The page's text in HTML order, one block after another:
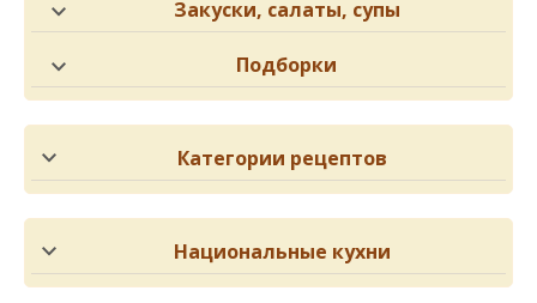
Закуски, салаты, супы
Подборки
Категории рецептов
Национальные кухни